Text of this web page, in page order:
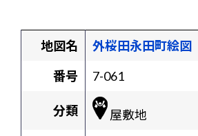
地図名
外桜田永田町絵図
番号
7-061
分類
屋敷地